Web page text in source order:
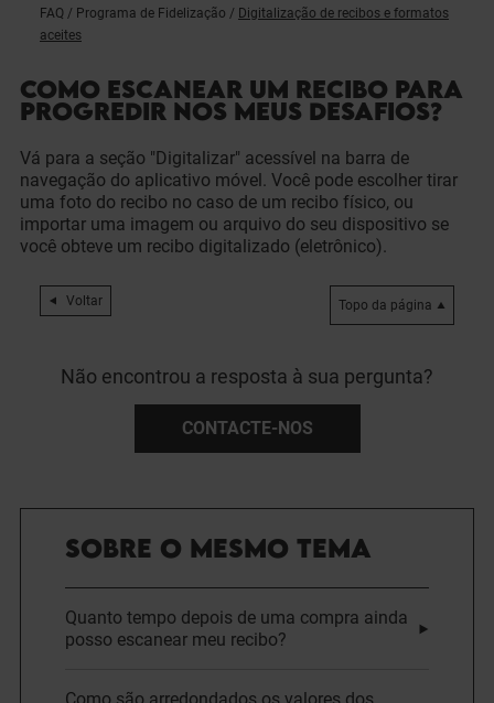
FAQ / Programa de Fidelização / Digitalização de recibos e formatos
aceites
COMO ESCANEAR UM RECIBO PARA
PROGREDIR NOS MEUS DESAFIOS?
Vá para a seção "Digitalizar" acessível na barra de
navegação do aplicativo móvel. Você pode escolher tirar
uma foto do recibo no caso de um recibo físico, ou
importar uma imagem ou arquivo do seu dispositivo se
você obteve um recibo digitalizado (eletrônico).
Voltar Topo da página
Não encontrou a resposta à sua pergunta?
CONTACTE-NOS
SOBRE O MESMO TEMA
Quanto tempo depois de uma compra ainda
posso escanear meu recibo?
Como são arredondados os valores dos